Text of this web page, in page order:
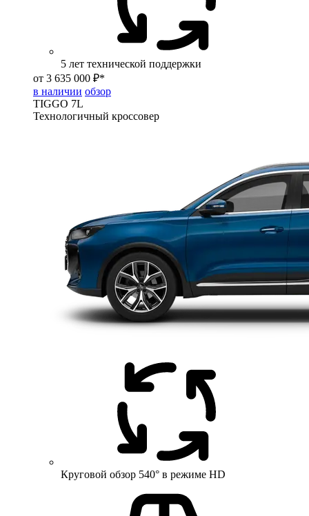
5 лет технической поддержки
от 3 635 000 ₽*
в наличии обзор
TIGGO 7L
Технологичный кроссовер
Круговой обзор 540° в режиме HD